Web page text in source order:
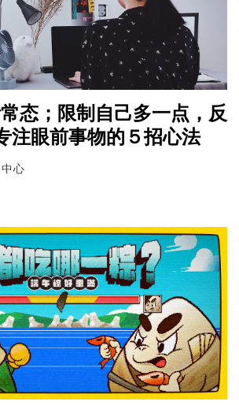
态；限制自己多一点，反
注眼前事物的５招心法
心